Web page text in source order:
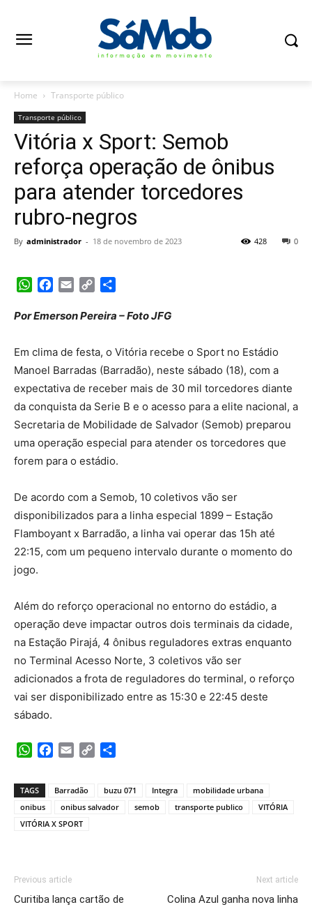
Home Transporte público
Transporte público
Vitória x Sport: Semob
reforça operação de ônibus
para atender torcedores
rubro-negros
By administrador - 18 de novembro de 2023 0
428
WhatsApp
Facebook
Email Copy
Por Emerson Pereira – Foto JFG
Em clima de festa, o Vitória recebe o Sport no Estádio
Manoel Barradas (Barradão), neste sábado (18), com a
expectativa de receber mais de 30 mil torcedores diante
da conquista da Serie B e o acesso para a elite nacional, a
Secretaria de Mobilidade de Salvador (Semob) preparou
uma operação especial para atender os torcedores que
forem para o estádio.
De acordo com a Semob, 10 coletivos vão ser
disponibilizados para a linha especial 1899 – Estação
Flamboyant x Barradão, a linha vai operar das 15h até
22:15, com um pequeno intervalo durante o momento do
jogo.
Além do reforço operacional no entorno do estádio, a
operação deve impactar outros dois terminais da cidade,
na Estação Pirajá, 4 ônibus reguladores extras enquanto
no Terminal Acesso Norte, 3 coletivos vão ser
adicionados a frota de reguladores do terminal, o reforço
vai ser disponibilizado entre as 15:30 e 22:45 deste
sábado.
WhatsApp
Facebook
Email Copy
TAGS Barradão buzu 071 Integra
mobilidade urbana
onibus
onibus salvador semob transporte publico
VITÓRIA
VITÓRIA X SPORT
Previous article
Curitiba lança cartão de
Next article
Colina Azul ganha nova linha